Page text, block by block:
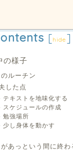
[hide ]
の様子
のルーチン
した点
テキストを地味化する
スケジュールの作成
勉強場所
少し身体を動かす
があっという間に終わ